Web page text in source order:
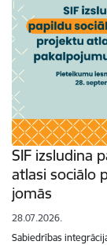
SIF izsludina
atlasi sociālo
jomās
28.07.2026.
Sabiedrības